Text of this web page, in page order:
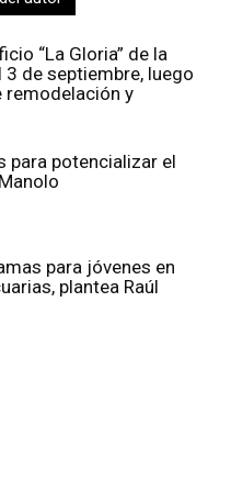
“La Gloria” de la
3 de septiembre, luego
remodelación y
para potencializar el
para jóvenes en
plantea Raúl